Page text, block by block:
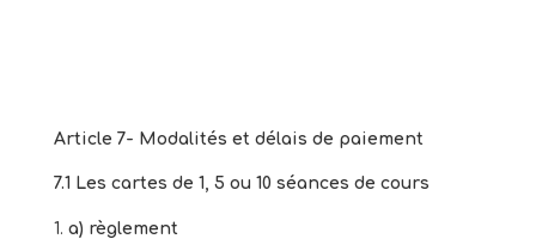
Article 7- Modalités et délais de paiement
7.1 Les cartes de 1, 5 ou 10 séances de cours
a) règlement